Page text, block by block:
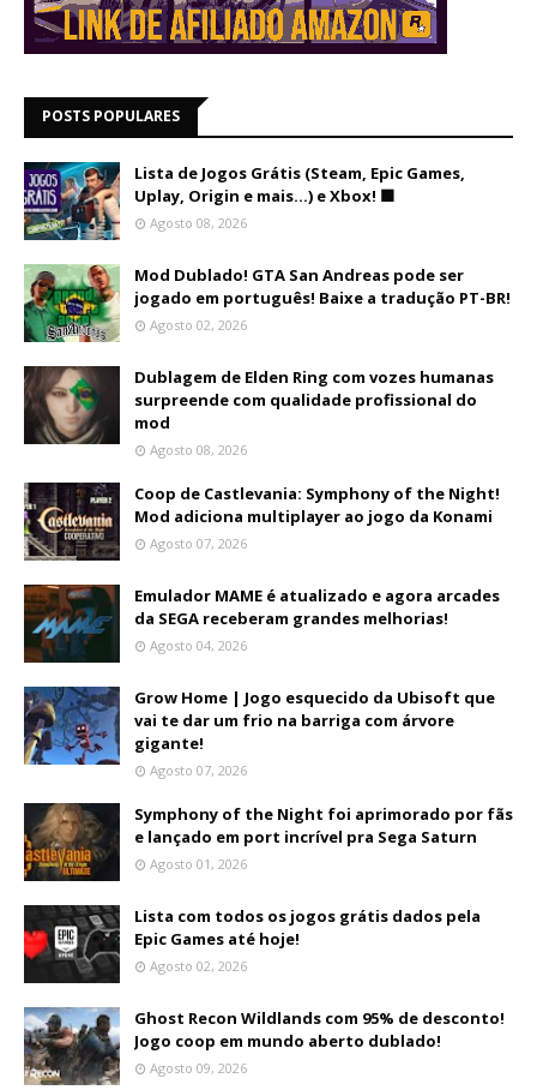
POSTS POPULARES
Lista de Jogos Grátis (Steam, Epic Games,
Uplay, Origin e mais...) e Xbox! 🟩
Agosto 08, 2026
Mod Dublado! GTA San Andreas pode ser
jogado em português! Baixe a tradução PT-BR!
Agosto 02, 2026
Dublagem de Elden Ring com vozes humanas
surpreende com qualidade profissional do
mod
Agosto 08, 2026
Coop de Castlevania: Symphony of the Night!
Mod adiciona multiplayer ao jogo da Konami
Agosto 07, 2026
Emulador MAME é atualizado e agora arcades
da SEGA receberam grandes melhorias!
Agosto 04, 2026
Grow Home | Jogo esquecido da Ubisoft que
vai te dar um frio na barriga com árvore
gigante!
Agosto 07, 2026
Symphony of the Night foi aprimorado por fãs
e lançado em port incrível pra Sega Saturn
Agosto 01, 2026
Lista com todos os jogos grátis dados pela
Epic Games até hoje!
Agosto 02, 2026
Ghost Recon Wildlands com 95% de desconto!
Jogo coop em mundo aberto dublado!
Agosto 09, 2026